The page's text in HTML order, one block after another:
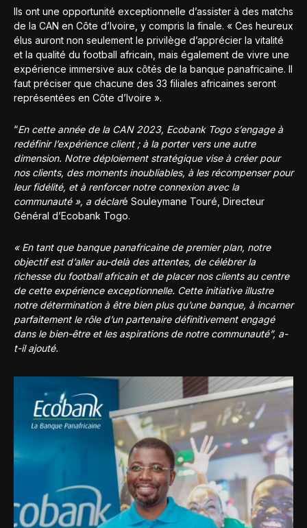
Ils ont une opportunité exceptionnelle d’assister à des matchs
de la CAN en Côte d’Ivoire, y compris la finale. « Ces heureux
élus auront non seulement le privilège d’apprécier la vitalité
et la qualité du football africain, mais également de vivre une
expérience immersive aux côtés de la banque panafricaine. Il
faut préciser que chacune des 33 filiales africaines seront
représentées en Côte d’Ivoire ».
“En cette année de la CAN 2023, Ecobank Togo s’engage à
redéfinir l’expérience client ; à la porter vers une autre
dimension. Notre déploiement stratégique vise à créer pour
nos clients, des moments inoubliables, à les récompenser pour
leur fidélité, et à renforcer notre connexion avec la
communauté », a déclaré Souleymane Touré, Directeur
Général d’Ecobank Togo.
« En tant que banque panafricaine de premier plan, notre
objectif est d’aller au-delà des attentes, de célébrer la
richesse du football africain et de placer nos clients au centre
de cette expérience exceptionnelle. Cette initiative illustre
notre détermination à être bien plus qu’une banque, à incarner
parfaitement le rôle d’un partenaire définitivement engagé
dans le bien-être et les aspirations de notre communauté”, a-
t-il ajouté.